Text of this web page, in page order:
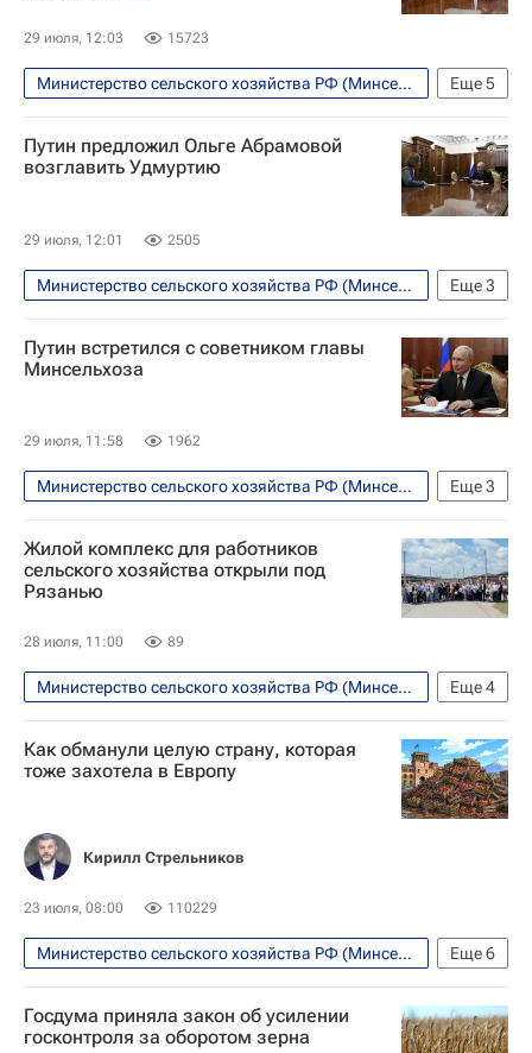
29 июля, 12:03 15723
Еще5
Министерство сельского хозяйства РФ (Минсельхоз России)
Политика
Удмуртская Республика (Удмуртия)
Александр Бречалов
Путин предложил Ольге Абрамовой
возглавить Удмуртию
29 июля, 12:01 2505
Еще3
Министерство сельского хозяйства РФ (Минсельхоз России)
Владимир Путин
Политика
Россия
Путин встретился с советником главы
Минсельхоза
29 июля, 11:58 1962
Еще3
Министерство сельского хозяйства РФ (Минсельхоз России)
Политика
Россия
Владимир Путин
Жилой комплекс для работников
сельского хозяйства открыли под
Рязанью
28 июля, 11:00 89
Еще4
Министерство сельского хозяйства РФ (Минсельхоз России)
Рязанская область
Рязанская область
Павел Малков
Октябрьский
Как обманули целую страну, которая
тоже захотела в Европу
Кирилл Стрельников
23 июля, 08:00 110229
Еще6
Министерство сельского хозяйства РФ (Минсельхоз России)
Армения
Европа
Россия
Еврокомиссия
Евросоюз
Госдума приняла закон об усилении
госконтроля за оборотом зерна